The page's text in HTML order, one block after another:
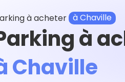
à acheter à Chaville
à
Chaville